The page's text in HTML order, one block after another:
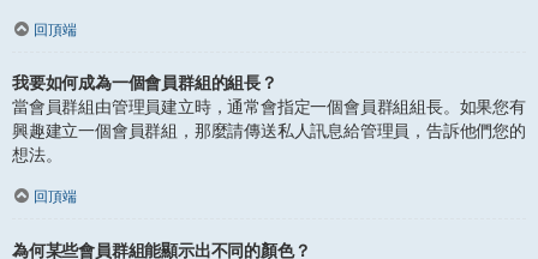
回頂端
我要如何成為一個會員群組的組長？
當會員群組由管理員建立時，通常會指定一個會員群組組長。如果您有
興趣建立一個會員群組，那麼請傳送私人訊息給管理員，告訴他們您的
想法。
回頂端
為何某些會員群組能顯示出不同的顏色？